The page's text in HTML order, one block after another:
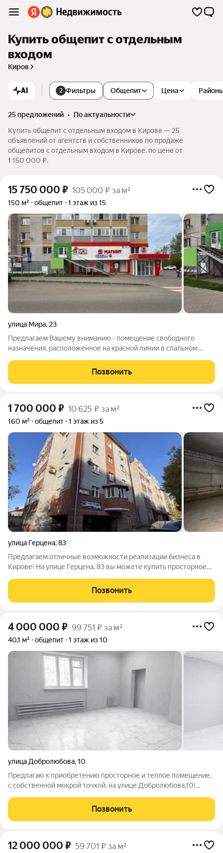
Купить общепит с отдельным
входом
Киров
AI 2 Фильтры Общепит Цена
25 предложений •
по актуальности
Купить общепит с отдельным входом в Кирове — 25
объявлений от агентств и собственников по продаже
общепитов с отдельным входом в Кирове. по цене от
1 150 000 ₽.
15 750 000 ₽ 105 000 ₽ за м²
150 м² общепит 1 этаж из 15
улица Мира, 23
Предлагаем Вашему вниманию - помещение свободного
назначения, расположенное на красной линии в спальном
площадью - 150 кв м. Помещение имеет два входа с
центральной улицы Мира и с торца
Позвонить
1 700 000 ₽ 10 625 ₽ за м²
160 м² общепит 1 этаж из 5
улица Герцена,83
Предлагаем отличные возможности реализации бизнеса в
Кирове! На улице Герцена, 83 вы можете купить просторное
находится на подвальном этаже жилого здания в центре
города напротив Джем Сити и идеально
Позвонить
4 000 000 ₽ 99 751 ₽ за м²
40,1 м² общепит 1 этаж из 10
улица Добролюбова,10
Предлагаю к приобретению просторное и теплое помещение,
с собственной мокрой точкой, на улице Добролюбова,10!
в 5 минутах бассейн и фитнес-центр, а также остановка
общественного транспорта
Позвонить
12 000 000 ₽ 59 701 ₽ за м²